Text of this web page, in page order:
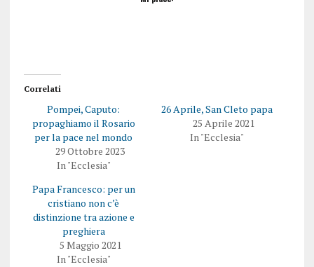
Correlati
Pompei, Caputo:
propaghiamo il Rosario
per la pace nel mondo
29 Ottobre 2023
In "Ecclesia"
26 Aprile, San Cleto papa
25 Aprile 2021
In "Ecclesia"
Papa Francesco: per un
cristiano non c’è
distinzione tra azione e
preghiera
5 Maggio 2021
In "Ecclesia"